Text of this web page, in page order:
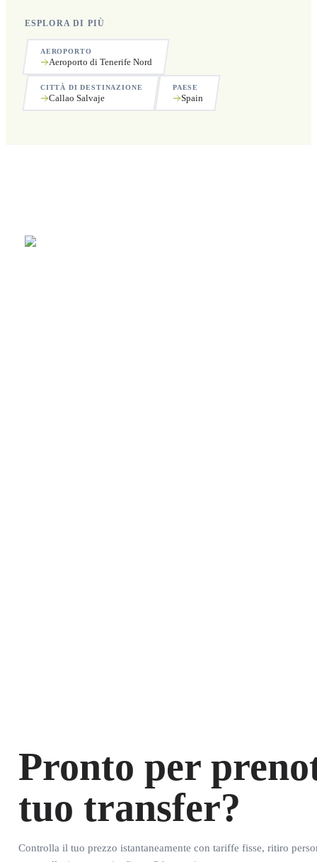
ESPLORA DI PIÙ
AEROPORTO
Aeroporto di Tenerife Nord
CITTÀ DI DESTINAZIONE
Callao Salvaje
PAESE
Spain
Pronto per
tuo transfer?
Controlla il tuo prezzo istantaneamente con tariffe fisse, ritiro